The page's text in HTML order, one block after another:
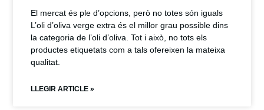
El mercat és ple d’opcions, però no totes són iguals
L’oli d’oliva verge extra és el millor grau possible dins
la categoria de l’oli d’oliva. Tot i això, no tots els
productes etiquetats com a tals ofereixen la mateixa
qualitat.
LLEGIR ARTICLE »